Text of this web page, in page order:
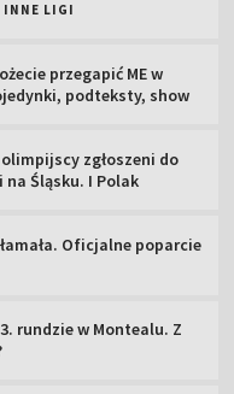
INNE LIGI
przegapić ME w
podteksty, show
zgłoszeni do
Śląsku. I Polak
Oficjalne poparcie
rundzie w Montealu. Z